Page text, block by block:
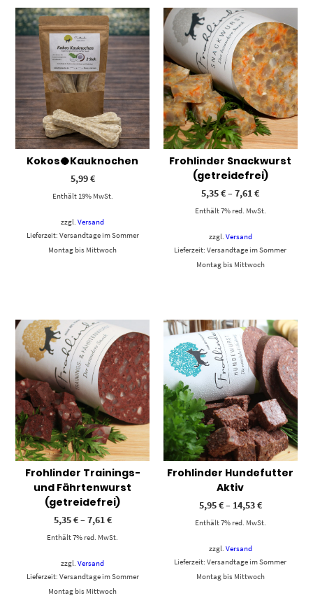
Kokos🥥Kauknochen
5,99€
Enthält 19% MwSt.
zzgl.Versand
Lieferzeit: Versandtage im Sommer
Montag bis Mittwoch
Frohlinder Snackwurst
(getreidefrei)
5,35€–7,61€
Enthält 7% red. MwSt.
zzgl. Versand
Lieferzeit: Versandtage im Sommer
Montag bis Mittwoch
Frohlinder Trainings-
und Fährtenwurst
(getreidefrei)
5,35€–7,61€
Enthält 7% red. MwSt.
zzgl.Versand
Lieferzeit: Versandtage im Sommer
Montag bis Mittwoch
Frohlinder Hundefutter
Aktiv
5,95€– 14,53€
Enthält 7% red. MwSt.
zzgl. Versand
Lieferzeit: Versandtage im Sommer
Montag bis Mittwoch